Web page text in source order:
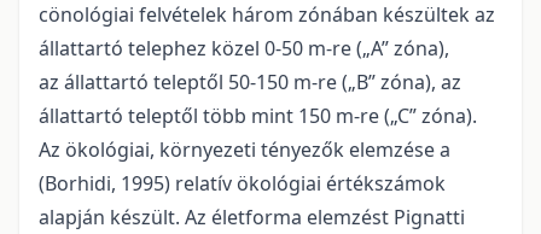
cönológiai felvételek három zónában készültek az
állattartó telephez közel 0-50 m-re („A” zóna),
az állattartó teleptől 50-150 m-re („B” zóna), az
állattartó teleptől több mint 150 m-re („C” zóna).
Az ökológiai, környezeti tényezők elemzése a
(Borhidi, 1995) relatív ökológiai értékszámok
alapján készült. Az életforma elemzést Pignatti